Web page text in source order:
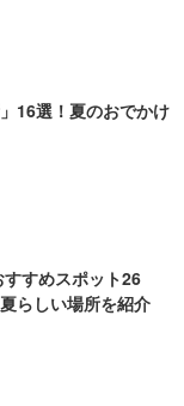
16選！夏のおでかけ
すすめスポット26
らしい場所を紹介